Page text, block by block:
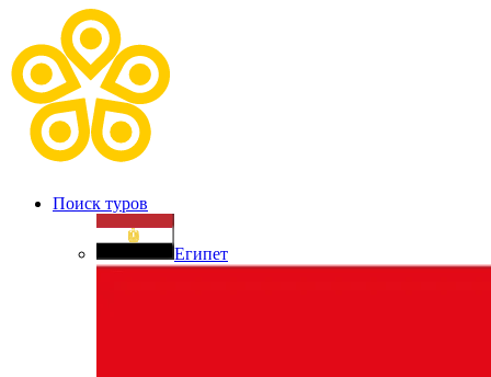
Поиск туров
Египет